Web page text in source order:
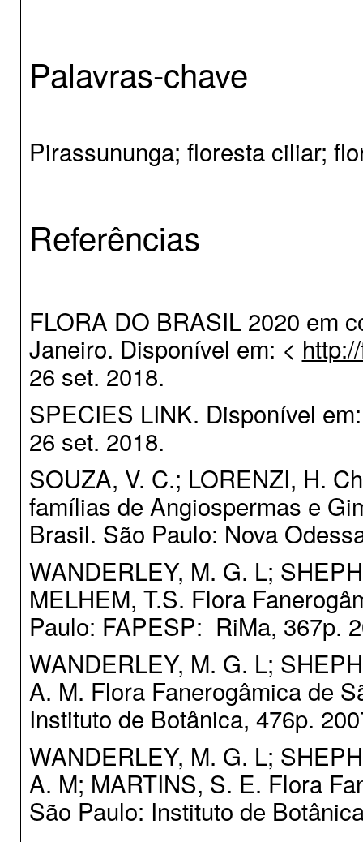
Palavras-chave
Pirassununga; floresta ciliar;
Referências
FLORA DO BRASIL 2020 em
Janeiro. Disponível em: <
26 set. 2018.
SPECIES LINK. Disponível
26 set. 2018.
SOUZA, V. C.; LORENZI, H.
famílias de Angiospermas e
Brasil. São Paulo: Nova
WANDERLEY, M. G. L;
MELHEM, T.S. Flora
Paulo: FAPESP: RiMa, 367p.
WANDERLEY, M. G. L;
A. M. Flora Fanerogâmica de
Instituto de Botânica, 476p.
WANDERLEY, M. G. L;
A. M; MARTINS, S. E. Flora
São Paulo: Instituto de